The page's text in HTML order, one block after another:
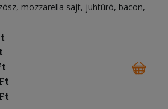
mozzarella sajt juhtúró bacon